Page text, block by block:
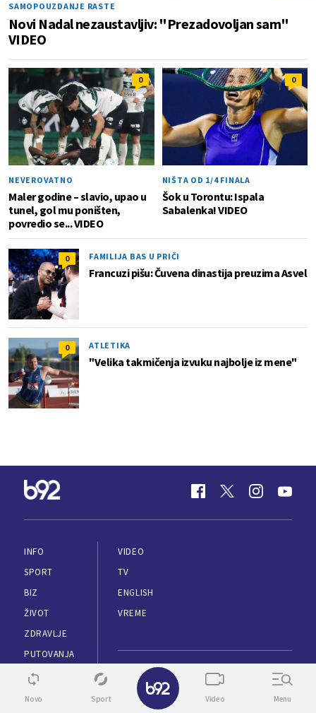
SAMOPOUZDANJE RASTE
Novi Nadal nezaustavljiv: "Prezadovoljan sam"
VIDEO
0
NEVEROVATNO
Maler godine – slavio, upao u
tunel, gol mu poništen,
povredio se... VIDEO
0
NIŠTA OD 1/4 FINALA
Šok u Torontu: Ispala
Sabalenka! VIDEO
0 FAMILIJA BAS U PRIČI
Francuzi pišu: Čuvena dinastija preuzima Asvel
0 ATLETIKA
"Velika takmičenja izvuku najbolje iz mene"
INFO
SPORT
BIZ
ŽIVOT
ZDRAVLJE
PUTOVANJA
KULTURA
SUPERŽENA
VIDEO
TV
ENGLISH
VREME
MARKETING
IMPRESUM
Novo Sport Video Menu
✕